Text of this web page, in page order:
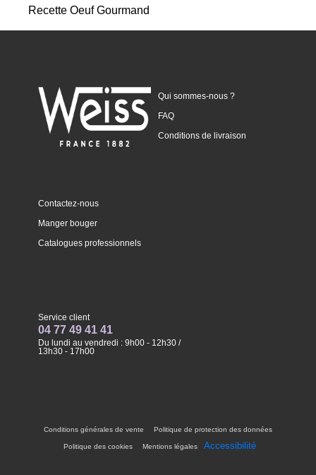
Recette Oeuf Gourmand
Qui sommes-nous ?
FAQ
Conditions de livraison
Contactez-nous
Manger bouger
Catalogues professionnels
Service client
04 77 49 41 41
Du lundi au vendredi : 9h00 - 12h30 /
13h30 - 17h00
Conditions générales de vente Politique de protection des données
Politique des cookies Mentions légales Accessibilité